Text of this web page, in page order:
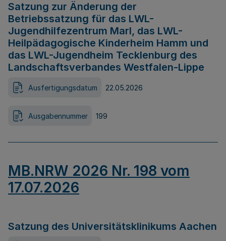
Satzung zur Änderung der
Betriebssatzung für das LWL-
Jugendhilfezentrum Marl, das LWL-
Heilpädagogische Kinderheim Hamm und
das LWL-Jugendheim Tecklenburg des
Landschaftsverbandes Westfalen-Lippe
Ausfertigungsdatum 22.05.2026
Ausgabennummer 199
MB.NRW 2026 Nr. 198 vom
17.07.2026
Satzung des Universitätsklinikums Aachen